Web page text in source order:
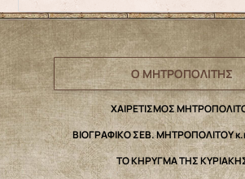
Ο ΜΗΤΡΟΠΟΛΙΤΗΣ
ΧΑΙΡΕΤΙΣΜΟΣ
ΒΙΟΓΡΑΦΙΚΟ ΣΕΒ. ΜΗΤΡΟΠΟΛΙΤΟΥ
ΤΟ ΚΗΡΥΓΜΑ ΤΗΣ